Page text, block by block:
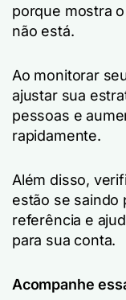
porque mostra
não está.
Ao monitorar
ajustar sua
pessoas e
rapidamente.
Além disso,
estão se saindo
referência e
para sua conta.
Acompanhe